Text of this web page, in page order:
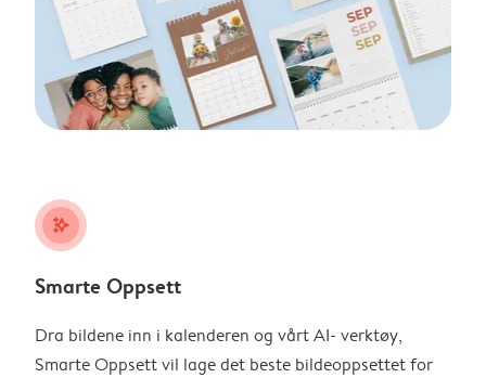
stars_plus
Smarte Oppsett
Dra bildene inn i kalenderen og vårt AI- verktøy,
Smarte Oppsett vil lage det beste bildeoppsettet for